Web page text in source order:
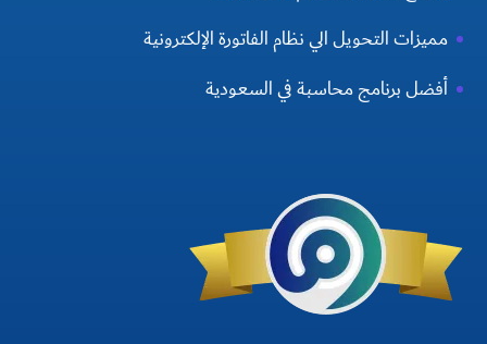
مميزات التحويل الي نظام الفاتورة الإلكترونية
أفضل برنامج محاسبة في السعودية